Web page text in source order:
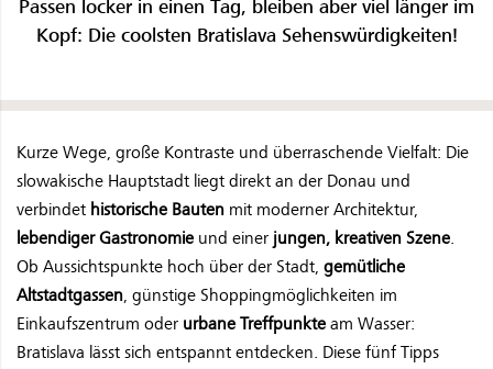
Passen locker in einen Tag, bleiben aber viel länger im
Kopf: Die coolsten Bratislava Sehenswürdigkeiten!
Kurze Wege, große Kontraste und überraschende Vielfalt: Die
slowakische Hauptstadt liegt direkt an der Donau und
verbindet historische Bauten mit moderner Architektur,
lebendiger Gastronomie und einer jungen, kreativen Szene.
Ob Aussichtspunkte hoch über der Stadt, gemütliche
Altstadtgassen, günstige Shoppingmöglichkeiten im
Einkaufszentrum oder urbane Treffpunkte am Wasser:
Bratislava lässt sich entspannt entdecken. Diese fünf Tipps